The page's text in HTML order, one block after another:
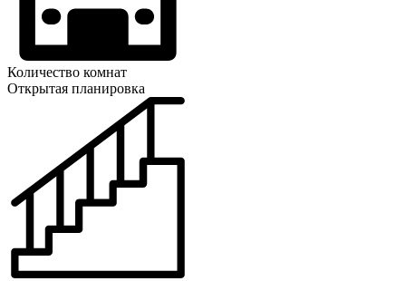
Количество комнат
Открытая планировка